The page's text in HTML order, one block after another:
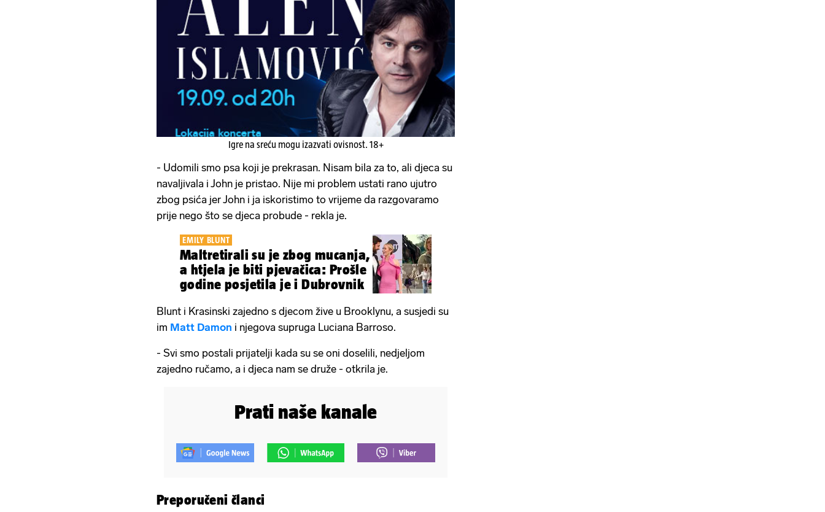
Igre na sreću mogu izazvati ovisnost. 18+
- Udomili smo psa koji je prekrasan. Nisam bila za to, ali djeca su
navaljivala i John je pristao. Nije mi problem ustati rano ujutro
zbog psića jer John i ja iskoristimo to vrijeme da razgovaramo
prije nego što se djeca probude - rekla je.
EMILY BLUNT
Maltretirali su je zbog mucanja,
a htjela je biti pjevačica: Prošle
godine posjetila je i Dubrovnik
Blunt i Krasinski zajedno s djecom žive u Brooklynu, a susjedi su
im Matt Damon i njegova supruga Luciana Barroso.
- Svi smo postali prijatelji kada su se oni doselili, nedjeljom
zajedno ručamo, a i djeca nam se druže - otkrila je.
Prati naše kanale
Preporučeni članci